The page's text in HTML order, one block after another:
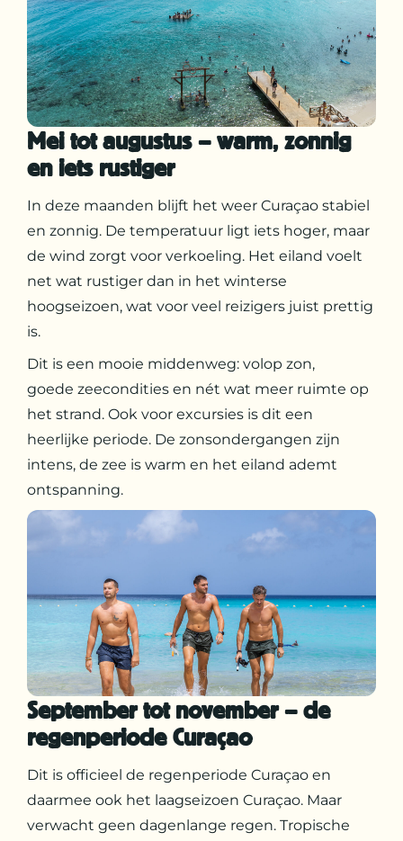
Mei tot augustus – warm, zonnig
en iets rustiger
In deze maanden blijft het weer Curaçao stabiel
en zonnig. De temperatuur ligt iets hoger, maar
de wind zorgt voor verkoeling. Het eiland voelt
net wat rustiger dan in het winterse
hoogseizoen, wat voor veel reizigers juist prettig
is.
Dit is een mooie middenweg: volop zon,
goede zeecondities en nét wat meer ruimte op
het strand. Ook voor excursies is dit een
heerlijke periode. De zonsondergangen zijn
intens, de zee is warm en het eiland ademt
ontspanning.
September tot november – de
regenperiode Curaçao
Dit is officieel de regenperiode Curaçao en
daarmee ook het laagseizoen Curaçao. Maar
verwacht geen dagenlange regen. Tropische